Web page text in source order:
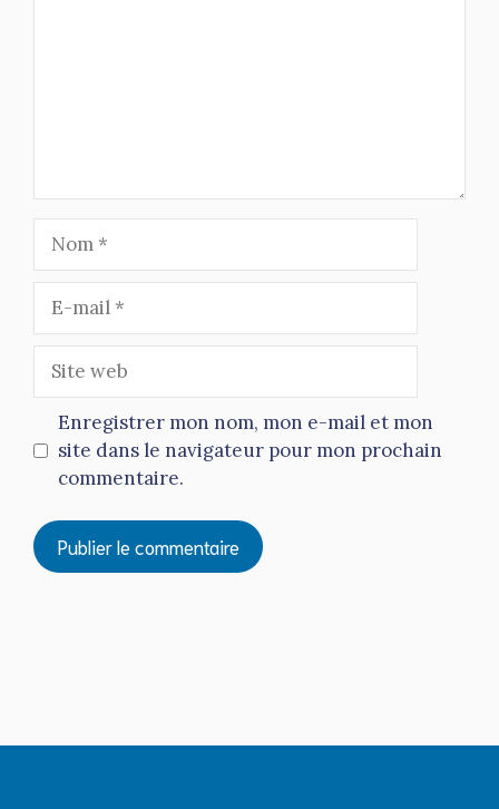
mail
web
Enregistrer mon nom, mon e-mail et mon
site dans le navigateur pour mon prochain
commentaire.